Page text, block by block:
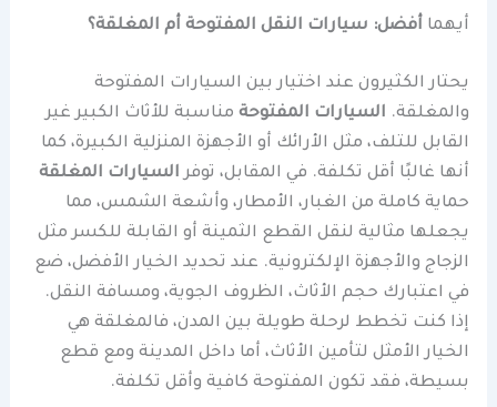
أيهما أفضل: سيارات النقل المفتوحة أم المغلقة؟
يحتار الكثيرون عند اختيار بين السيارات المفتوحة
والمغلقة. السيارات المفتوحة مناسبة للأثاث الكبير غير
القابل للتلف، مثل الأرائك أو الأجهزة المنزلية الكبيرة، كما
أنها غالبًا أقل تكلفة. في المقابل، توفر السيارات المغلقة
حماية كاملة من الغبار، الأمطار، وأشعة الشمس، مما
يجعلها مثالية لنقل القطع الثمينة أو القابلة للكسر مثل
الزجاج والأجهزة الإلكترونية. عند تحديد الخيار الأفضل، ضع
في اعتبارك حجم الأثاث، الظروف الجوية، ومسافة النقل.
إذا كنت تخطط لرحلة طويلة بين المدن، فالمغلقة هي
الخيار الأمثل لتأمين الأثاث، أما داخل المدينة ومع قطع
بسيطة، فقد تكون المفتوحة كافية وأقل تكلفة.